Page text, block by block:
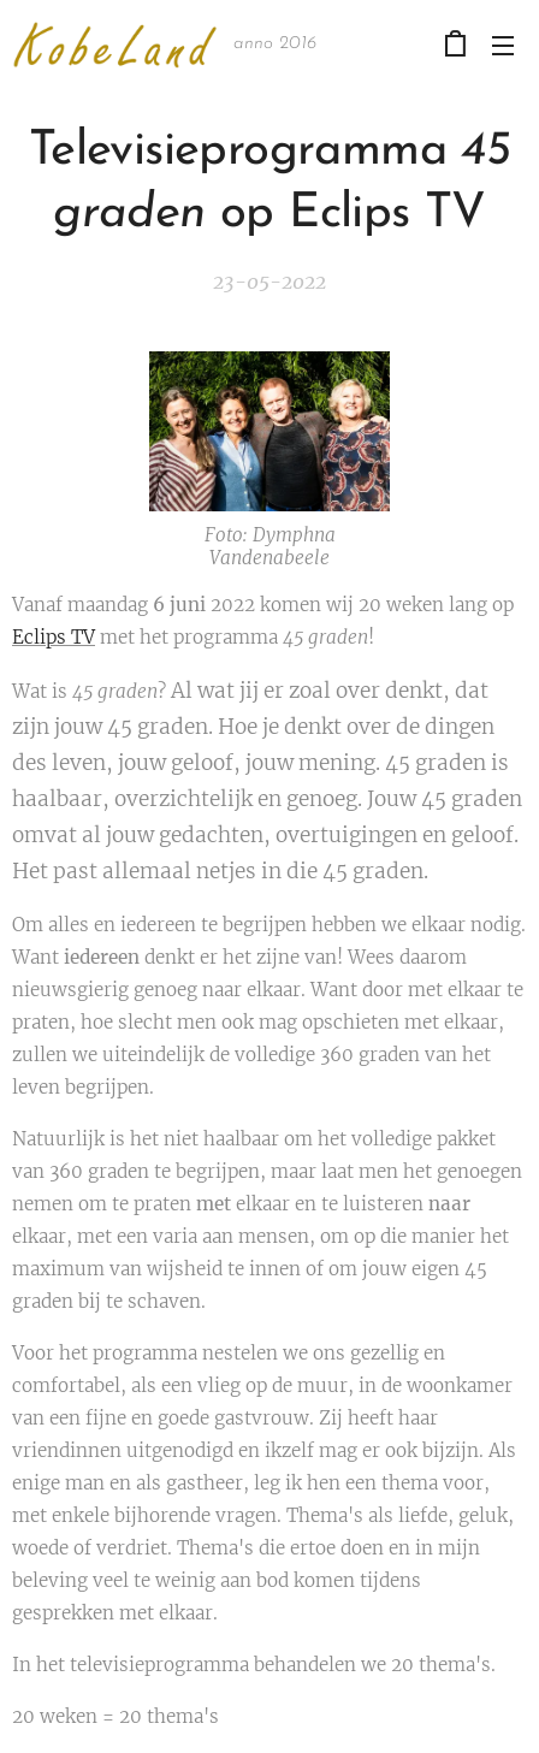
anno 2016
Televisieprogramma45
graden op Eclips TV
23-05-2022
Foto: Dymphna
Vandenabeele
Vanaf maandag 6 juni 2022 komen wij 20 weken lang op
Eclips TVmet het programma 45 graden!
Wat is 45 graden? Al wat jij er zoal over denkt, dat
zijn jouw 45 graden. Hoe je denkt over de dingen
des leven, jouw geloof, jouw mening. 45 graden is
haalbaar, overzichtelijk en genoeg. Jouw 45 graden
omvat al jouw gedachten, overtuigingen en geloof.
Het past allemaal netjes in die 45 graden.
Om alles en iedereen te begrijpen hebben we elkaar nodig.
Want iedereen denkt er het zijne van! Wees daarom
nieuwsgierig genoeg naar elkaar. Want door met elkaar te
praten, hoe slecht men ook mag opschieten met elkaar,
zullen we uiteindelijk de volledige 360 graden van het
leven begrijpen.
Natuurlijk is het niet haalbaar om het volledige pakket
van 360 graden te begrijpen, maar laat men het genoegen
nemen om te praten met elkaar en te luisteren naar
elkaar, met een varia aan mensen, om op die manier het
maximum van wijsheid te innen of om jouw eigen 45
graden bij te schaven.
Voor het programma nestelen we ons gezellig en
comfortabel, als een vlieg op de muur, in de woonkamer
van een fijne en goede gastvrouw. Zij heeft haar
vriendinnen uitgenodigd en ikzelf mag er ook bijzijn. Als
enige man en als gastheer, leg ik hen een thema voor,
met enkele bijhorende vragen. Thema's als liefde, geluk,
woede of verdriet. Thema's die ertoe doen en in mijn
beleving veel te weinig aan bod komen tijdens
gesprekken met elkaar.
In het televisieprogramma behandelen we 20 thema's.
20 weken = 20 thema's